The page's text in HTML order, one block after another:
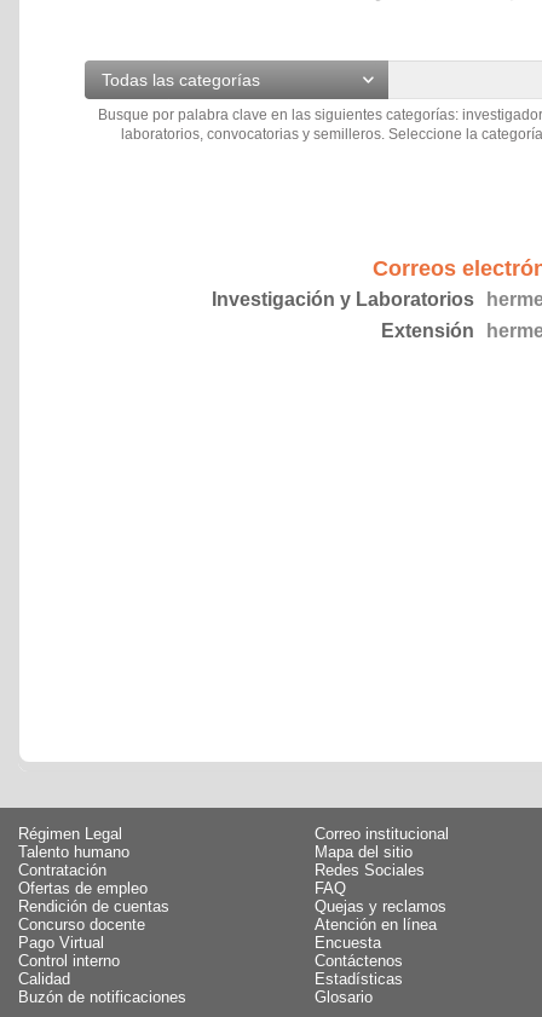
Todas las categorías
Busque por palabra clave en las siguientes categorías:
laboratorios, convocatorias y semilleros. Seleccione la
Correos
Investigación y Laboratorios
Extensión
Régimen Legal
Talento humano
Contratación
Ofertas de empleo
Rendición de cuentas
Concurso docente
Pago Virtual
Control interno
Calidad
Buzón de notificaciones
Correo institucional
Mapa del sitio
Redes Sociales
FAQ
Quejas y reclamos
Atención en línea
Encuesta
Contáctenos
Estadísticas
Glosario